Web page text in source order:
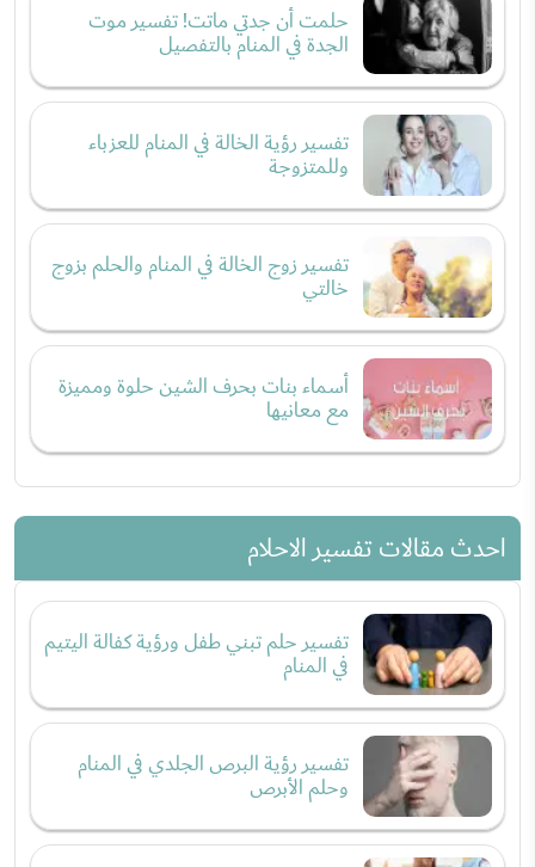
حلمت أن جدتي ماتت! تفسير موت
الجدة في المنام بالتفصيل
تفسير رؤية الخالة في المنام للعزباء
وللمتزوجة
تفسير زوج الخالة في المنام والحلم بزوج
خالتي
​​​​​​​أسماء بنات بحرف الشين حلوة ومميزة
مع معانيها
احدث مقالات تفسير الاحلام
تفسير حلم تبني طفل ورؤية كفالة اليتيم
في المنام
تفسير رؤية البرص الجلدي في المنام
وحلم الأبرص